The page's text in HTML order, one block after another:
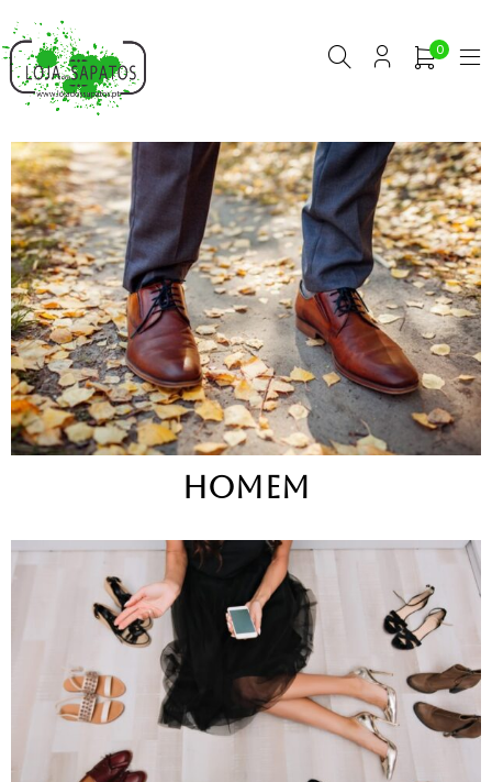
0
HOMEM